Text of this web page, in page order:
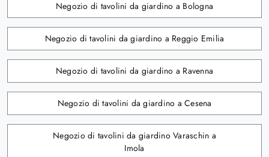
Negozio di tavolini da giardino a Bologna
Negozio di tavolini da giardino a Reggio Emilia
Negozio di tavolini da giardino a Ravenna
Negozio di tavolini da giardino a Cesena
Negozio di tavolini da giardino Varaschin a
Imola